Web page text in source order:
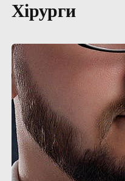
Хірурги